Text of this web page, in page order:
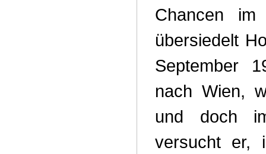
Chancen im
übersiedelt
September
nach Wien,
und doch
versucht er,